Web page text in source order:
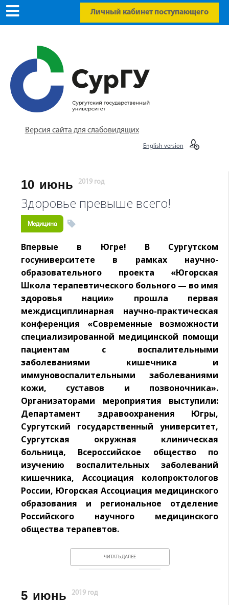
Личный кабинет поступающего
Версия сайта для слабовидящих
English version
10 июнь 2019 год
Здоровье превыше всего!
Медицина
Впервые в Югре! В Сургутском
госуниверситете в рамках научно-
образовательного проекта «Югорская
Школа терапевтического больного — во имя
здоровья нации» прошла первая
междисциплинарная научно-практическая
конференция «Современные возможности
специализированной медицинской помощи
пациентам с воспалительными
заболеваниями кишечника и
иммуновоспалительными заболеваниями
кожи, суставов и позвоночника».
Организаторами мероприятия выступили:
Департамент здравоохранения Югры,
Сургутский государственный университет,
Сургутская окружная клиническая
больница, Всероссийское общество по
изучению воспалительных заболеваний
кишечника, Ассоциация колопроктологов
России, Югорская Ассоциация медицинского
образования и региональное отделение
Российского научного медицинского
общества терапевтов.
ЧИТАТЬ ДАЛЕЕ
5 июнь 2019 год